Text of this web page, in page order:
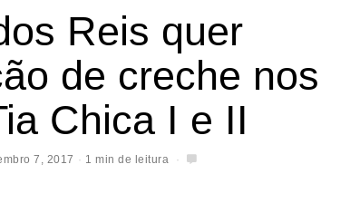
Reis quer
de creche nos
Chica I e II
7, 2017 1 min de leitura